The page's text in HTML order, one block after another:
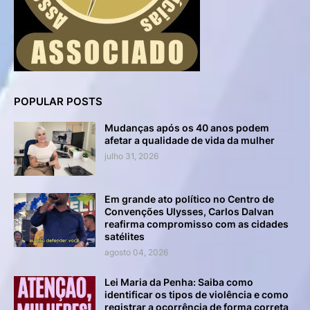
POPULAR POSTS
Mudanças após os 40 anos podem
afetar a qualidade de vida da mulher
julho 31, 2026
Em grande ato político no Centro de
Convenções Ulysses, Carlos Dalvan
reafirma compromisso com as cidades
satélites
agosto 04, 2026
Lei Maria da Penha: Saiba como
identificar os tipos de violência e como
registrar a ocorrência de forma correta